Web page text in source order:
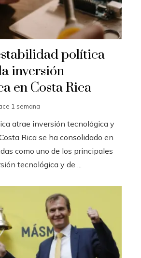
política
inversión
en Costa Rica
1 semana
atrae inversión tecnológica y
Rica se ha consolidado en
como uno de los principales
tecnológica y de ...